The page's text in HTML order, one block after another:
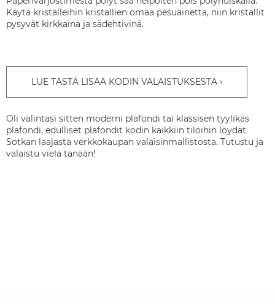
Käytä kristalleihin kristallien omaa pesuainetta, niin kristallit
pysyvät kirkkaina ja sädehtivinä.
LUE TÄSTÄ LISÄÄ KODIN VALAISTUKSESTA
Oli valintasi sitten moderni plafondi tai klassisen tyylikäs
plafondi, edulliset plafondit kodin kaikkiin tiloihin löydät
Sotkan laajasta verkkokaupan valaisinmallistosta. Tutustu ja
valaistu vielä tänään!